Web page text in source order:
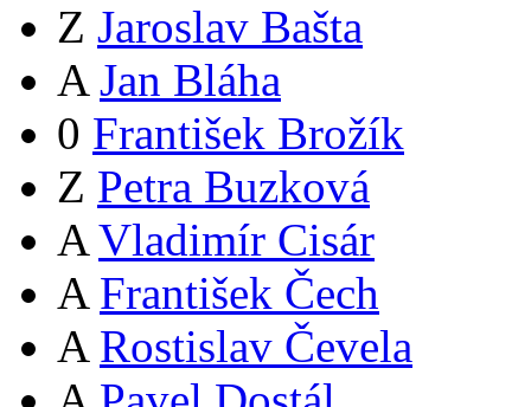
Z Jaroslav Bašta
A Jan Bláha
0 František Brožík
Z Petra Buzková
A Vladimír Cisár
A František Čech
A Rostislav Čevela